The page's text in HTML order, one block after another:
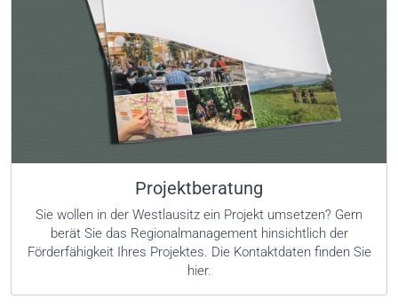
Projektberatung
Sie wollen in der Westlausitz ein Projekt umsetzen? Gern
berät Sie das Regionalmanagement hinsichtlich der
Förderfähigkeit Ihres Projektes. Die Kontaktdaten finden Sie
hier.